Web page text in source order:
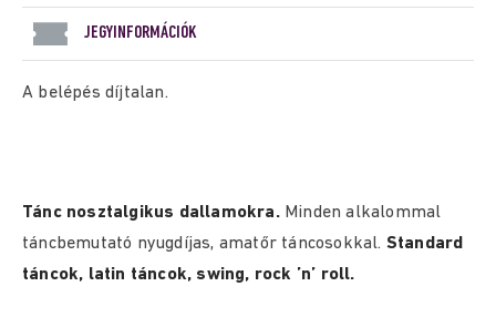
JEGYINFORMÁCIÓK
A belépés díjtalan.
Tánc nosztalgikus dallamokra.Minden alkalommal
táncbemutató nyugdíjas, amatőr táncosokkal. Standard
táncok, latin táncok, swing, rock ’n’ roll.